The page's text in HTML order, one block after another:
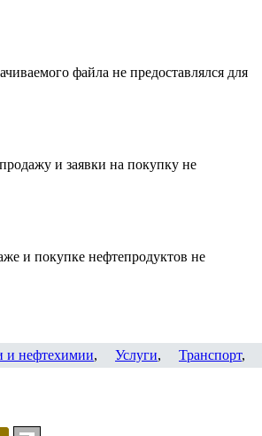
файла не предоставлялся для
и заявки на покупку не
и покупке нефтепродуктов не
и нефтехимии, Услуги, Транспорт,